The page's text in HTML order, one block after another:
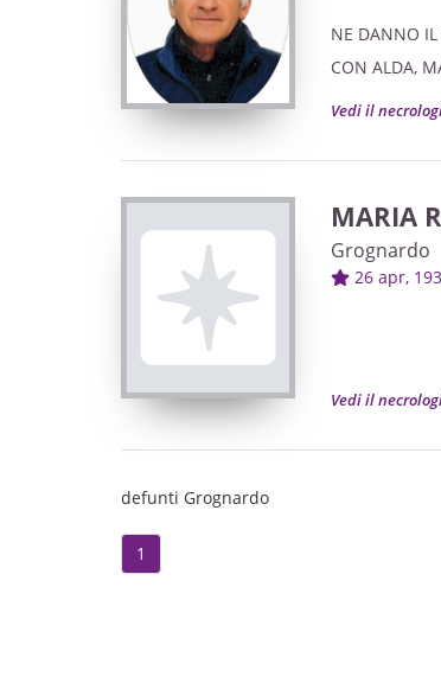
NE DANNO IL
CON ALDA,
Vedi il
MARIA
Grognardo
26 apr,
Vedi il
defunti Grognardo
1